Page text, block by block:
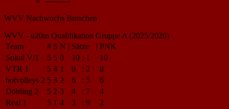
WVV Nachwuchs Burschen
WVV - u20m Qualifikation Gruppe A (2025/2026)
Team
# S N | Sätze | PNK
Sokol V/1
5 5 0 10 : 1
10
VTR 1
5 4 1 9 : 2
8
hotvolleys 2 5 3 2 6 : 5
6
Döbling 2
5 2 3 4 : 7
4
Real 1
5 1 4 3 : 9
2